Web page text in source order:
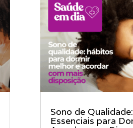
Sono de
Essenciais para